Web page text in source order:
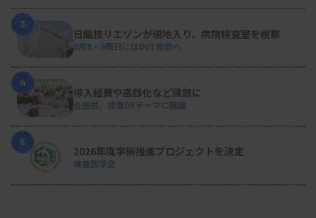
3
日臨技リエゾンが現地入り、病院検査室を視察
8月8・9両日にはDVT検診へ
4
導入経費や高齢化など課題に
全医共、検査DXテーマに議論
5
2026年度学術推進プロジェクトを決定
検査医学会